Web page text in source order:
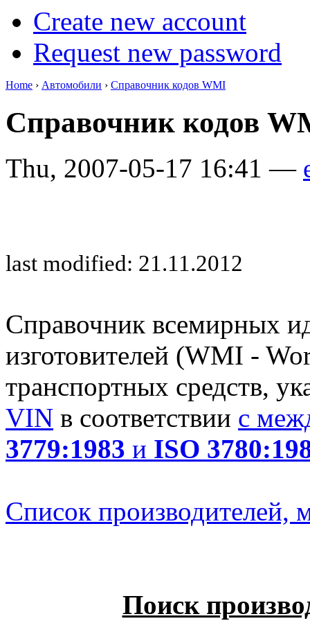
Create new account
Request new password
Home › Автомобили › Справочник кодов WMI
Справочник кодов
Thu, 2007-05-17 16:41 —
last modified: 21.11.2012
Справочник всемирных
изготовителей (WMI -
транспортных средств,
VIN в соответствии с
3779:1983 и ISO
Список производителей,
Поиск